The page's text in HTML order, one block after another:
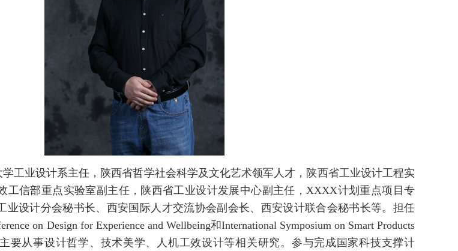
工业设计系主任，陕西省哲学社会科学及文化艺术领军人才，陕西省工业设计工程实
工信部重点实验室副主任，陕西省工业设计发展中心副主任，XXXX计划重点项目专
业设计分会秘书长、西安国际人才交流协会副会长、西安设计联合会秘书长等。担任
on Design for Experience and Wellbeing和International Symposium on Smart Products
要从事设计哲学、技术美学、人机工效设计等相关研究。参与完成国家科技支撑计